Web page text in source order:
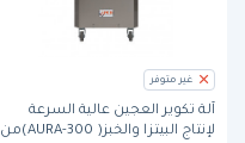
غير متوفر
آلة تكوير العجين عالية السرعة
لإنتاج البيتزا والخبز( AURA-300)من